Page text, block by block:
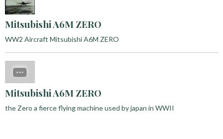
Mitsubishi A6M ZERO
WW2 Aircraft Mitsubishi A6M ZERO
Mitsubishi A6M ZERO
the Zero a fierce flying machine used by japan in WWII